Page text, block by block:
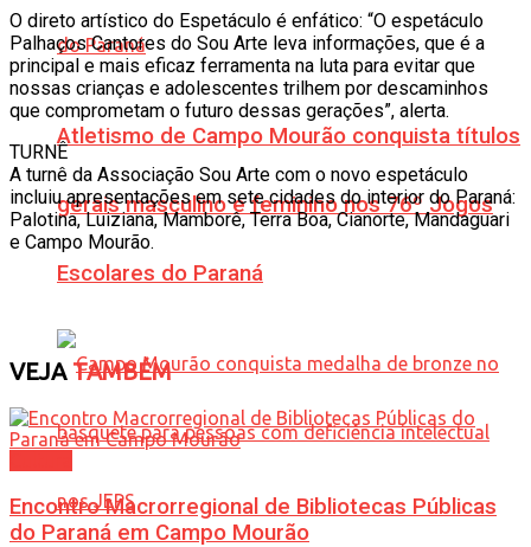
Atletismo de Campo Mourão conquista títulos
gerais masculino e feminino nos 76º Jogos
Escolares do Paraná
O direto artístico do Espetáculo é enfático: “O espetáculo
Palhaços Cantores do Sou Arte leva informações, que é a
principal e mais eficaz ferramenta na luta para evitar que
nossas crianças e adolescentes trilhem por descaminhos
que comprometam o futuro dessas gerações”, alerta.
TURNÊ
A turnê da Associação Sou Arte com o novo espetáculo
incluiu apresentações em sete cidades do interior do Paraná:
Palotina, Luiziana, Mamborê, Terra Boa, Cianorte, Mandaguari
e Campo Mourão.
VEJATAMBÉM
Encontro Macrorregional de Bibliotecas Públicas
do Paraná em Campo Mourão